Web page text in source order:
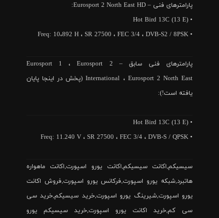
پارامترهای فنی – Eurosport 2 North East HD:
• Hot Bird 13C (13 E)
• Freq: 10،892 H ، SR 27500 ، FEC 3/4 ، DVB-S2 / 8PSK
پارامترهای فنی سابق – Eurosport 1 ، Eurosport 2
International ، Eurosport 2 North East (پخش در اینجا پایان
یافته است!):
• Hot Bird 13C (13 E)
• Freq: 11.240 V ، SR 27500 ، FEC 3/4 ، DVB-S / QPSK
سیسیکم,اکانت سیسیکم,اکانت یورو اسپورت,اکانت ماهواره
هاتبرد,شبکه یورو اسپورت,فرکانس یورو اسپورت,فروش اکانت
یورو اسپورت,شیرینگ یورو اسپورت,خرید سیسیکم,خرید سی
سی کم,خرید اکانت یورو اسپورت,خرید سیسیکم یورو